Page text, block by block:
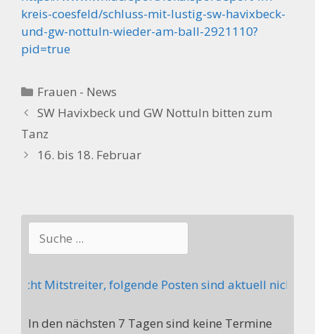
kreis-coesfeld/schluss-mit-lustig-sw-havixbeck-
und-gw-nottuln-wieder-am-ball-2921110?
pid=true
Kategorien
Frauen - News
SW Havixbeck und GW Nottuln bitten zum
Tanz
16. bis 18. Februar
Suchen
Mitstreiter, folgende Posten sind aktuell nicht
In den nächsten 7 Tagen sind keine Termine